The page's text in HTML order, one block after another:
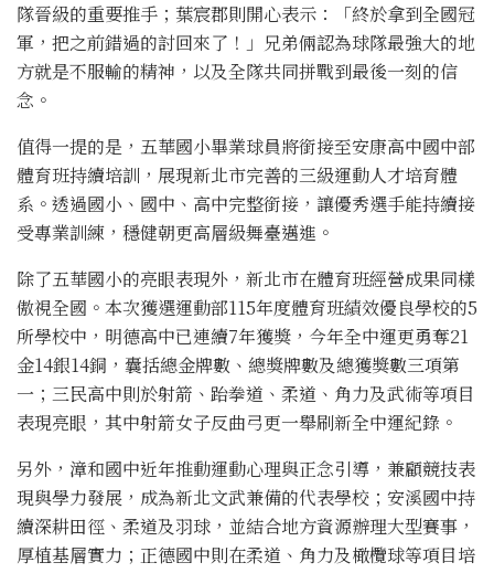
隊晉級的重要推手；葉宸郡則開心表示：「終於拿到全國冠
軍，把之前錯過的討回來了！」兄弟倆認為球隊最強大的地
方就是不服輸的精神，以及全隊共同拼戰到最後一刻的信
念。
值得一提的是，五華國小畢業球員將銜接至安康高中國中部
體育班持續培訓，展現新北市完善的三級運動人才培育體
系。透過國小、國中、高中完整銜接，讓優秀選手能持續接
受專業訓練，穩健朝更高層級舞臺邁進。
除了五華國小的亮眼表現外，新北市在體育班經營成果同樣
傲視全國。本次獲選運動部115年度體育班績效優良學校的5
所學校中，明德高中已連續7年獲獎，今年全中運更勇奪21
金14銀14銅，囊括總金牌數、總獎牌數及總獲獎數三項第
一；三民高中則於射箭、跆拳道、柔道、角力及武術等項目
表現亮眼，其中射箭女子反曲弓更一舉刷新全中運紀錄。
另外，漳和國中近年推動運動心理與正念引導，兼顧競技表
現與學力發展，成為新北文武兼備的代表學校；安溪國中持
續深耕田徑、柔道及羽球，並結合地方資源辦理大型賽事，
厚植基層實力；正德國中則在柔道、角力及橄欖球等項目培